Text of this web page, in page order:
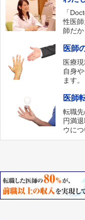
「
性医
師だ
医師
医療
自身
ます。
医師
転職
円満
ウにつ